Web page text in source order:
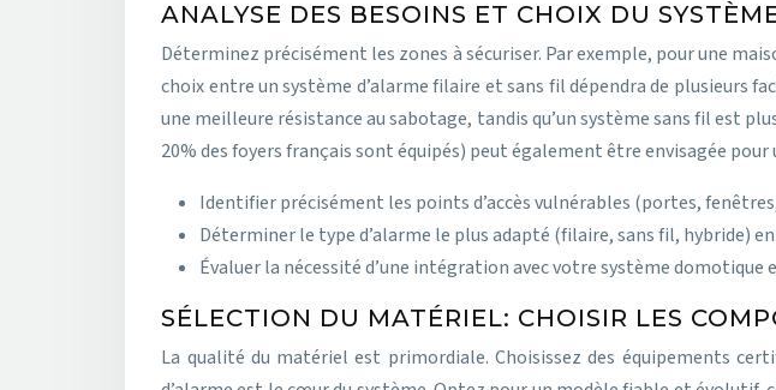
ANALYSE DES BESOINS ET CHOIX DU
Déterminez précisément les zones à sécuriser. Par exemple, pour une
choix entre un système d’alarme filaire et sans fil dépendra de plusieurs
une meilleure résistance au sabotage, tandis qu’un système sans fil est
20% des foyers français sont équipés) peut également être envisagée
Identifier précisément les points d’accès vulnérables (portes,
Déterminer le type d’alarme le plus adapté (filaire, sans fil, hybride)
Évaluer la nécessité d’une intégration avec votre système domotique
SÉLECTION DU MATÉRIEL: CHOISIR LES
La qualité du matériel est primordiale. Choisissez des équipements